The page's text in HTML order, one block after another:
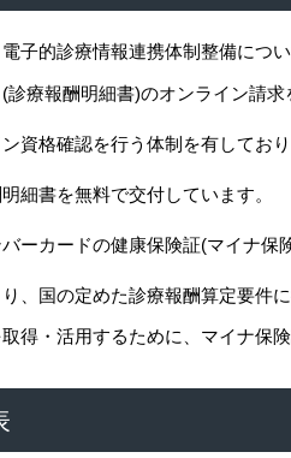
子的診療情報連携体制整備につ
診療報酬明細書)のオンライン請求
資格確認を行う体制を有してお
細書を無料で交付しています。
ーカードの健康保険証(マイナ保
り、国の定めた診療報酬算定要件
得・活用するために、マイナ保